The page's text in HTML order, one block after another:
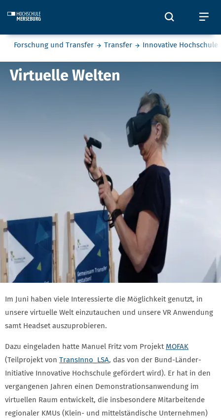
Öffnet
Sie befinden sich hier:
Forschung und Transfer Transfer Innovative Hochschule
Virtual Reality Experience
Virtuelle Welten
Im Juni haben viele Interessierte die Möglichkeit genutzt, in
unsere virtuelle Welt einzutauchen und unsere VR Anwendung
samt Headset auszuprobieren.
Dazu eingeladen hatte Manuel Fritz vom Projekt MOFAK
(Teilprojekt von TransInno_LSA, das von der Bund-Länder-
Initiative Innovative Hochschule gefördert wird). Er hat in den
vergangenen Jahren einen Demonstrationsanwendung im
virtuellen Raum entwickelt, die insbesondere Mitarbeitende
regionaler KMUs (Klein- und mittelständische Unternehmen)